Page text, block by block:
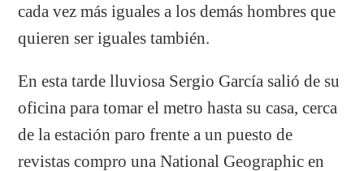
cada vez más iguales a los demás hombres que
quieren ser iguales también.
En esta tarde lluviosa Sergio García salió de su
oficina para tomar el metro hasta su casa, cerca
de la estación paro frente a un puesto de
revistas compro una National Geographic en